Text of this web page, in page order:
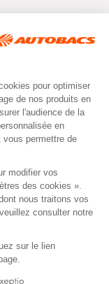
Instagram